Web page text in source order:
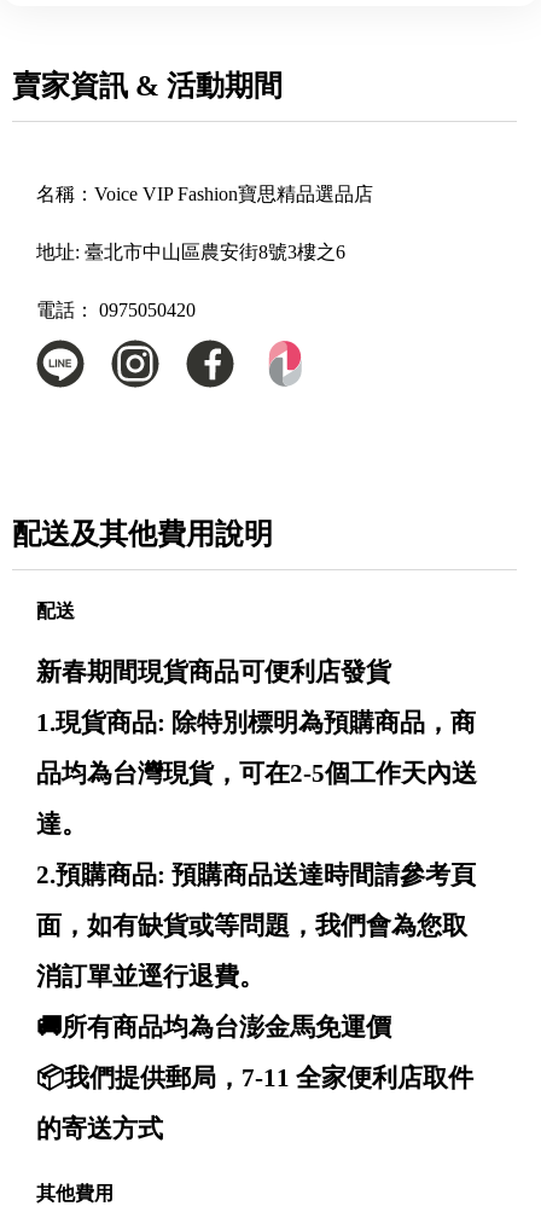
賣家資訊 & 活動期間
名稱： Voice VIP Fashion寶思精品選品店
地址: 臺北市中山區農安街8號3樓之6
電話： 0975050420
配送及其他費用說明
配送
新春期間現貨商品可便利店發貨
1.現貨商品: 除特別標明為預購商品，商
品均為台灣現貨，可在2-5個工作天內送
達。
2.預購商品: 預購商品送達時間請參考頁
面，如有缺貨或等問題，我們會為您取
消訂單並逕行退費。
🚚所有商品均為台澎金馬免運價
📦我們提供郵局，7-11 全家便利店取件
的寄送方式
其他費用